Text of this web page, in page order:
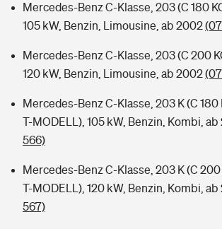
Mercedes-Benz C-Klasse, 203 (C 180
105 kW, Benzin, Limousine, ab 2002
Mercedes-Benz C-Klasse, 203 (C 200
120 kW, Benzin, Limousine, ab 2002
Mercedes-Benz C-Klasse, 203 K (C 180
T-MODELL), 105 kW, Benzin, Kombi,
566)
Mercedes-Benz C-Klasse, 203 K (C 200
T-MODELL), 120 kW, Benzin, Kombi,
567)